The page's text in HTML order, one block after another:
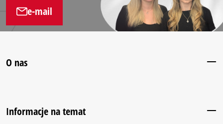
e-mail
O nas
Informacje na temat